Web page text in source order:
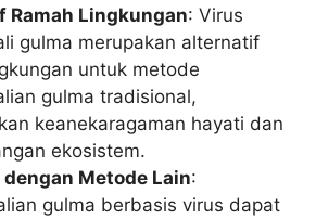
Ramah Lingkungan: Virus
gulma merupakan alternatif
untuk metode
gulma tradisional,
keanekaragaman hayati dan
ekosistem.
Metode Lain:
gulma berbasis virus dapat